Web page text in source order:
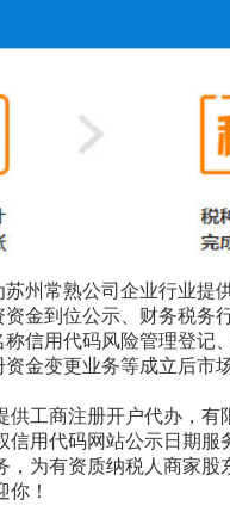
苏州常熟公司企业行业提
资金到位公示、财务税务
称信用代码风险管理登记
资金变更业务等成立后市
工商注册开户代办，
用代码网站公示日期
为有资质纳税人商家
！